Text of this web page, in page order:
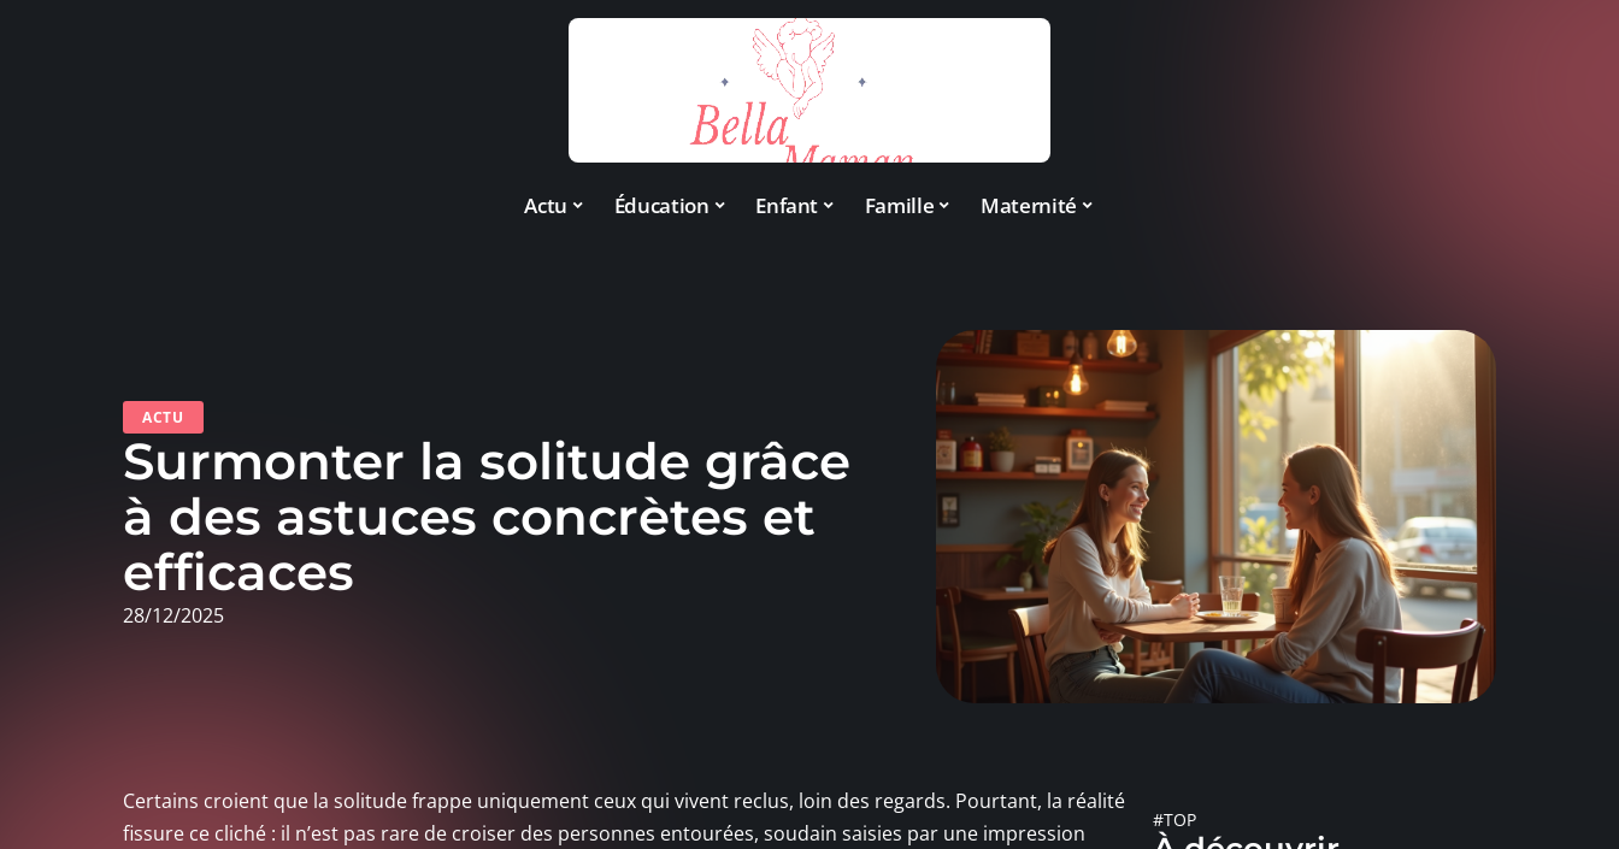
Actu Éducation Enfant Famille Maternité
ACTU
Surmonter la solitude grâce
à des astuces concrètes et
efficaces
28/12/2025
Certains croient que la solitude frappe uniquement ceux qui vivent reclus, loin des regards. Pourtant, la réalité
fissure ce cliché : il n’est pas rare de croiser des personnes entourées, soudain saisies par une impression
#TOP